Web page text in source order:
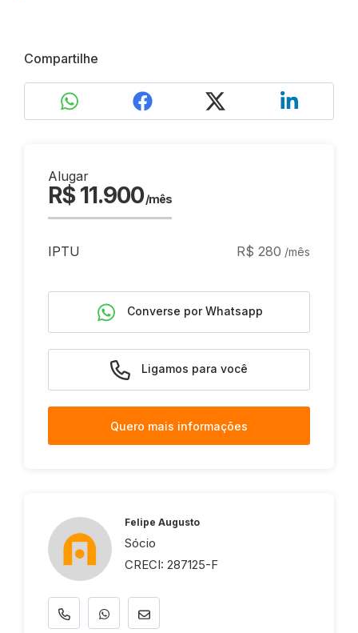
Compartilhe
Alugar
R$ 11.900/mês
IPTU R$ 280 /mês
Converse por Whatsapp
Ligamos para você
Quero mais informações
Felipe Augusto
Sócio
CRECI: 287125-F